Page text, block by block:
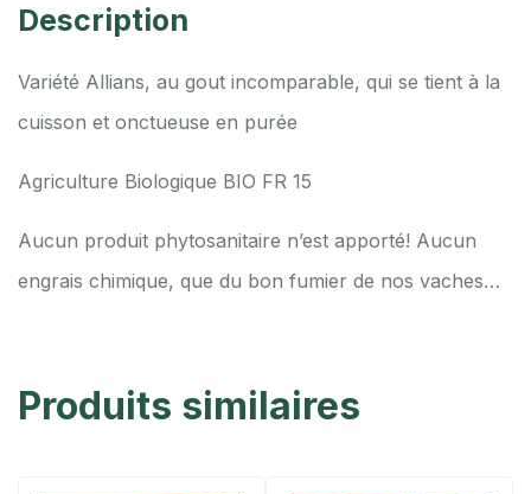
Description
Variété Allians, au gout incomparable, qui se tient à la
cuisson et onctueuse en purée
Agriculture Biologique BIO FR 15
Aucun produit phytosanitaire n’est apporté! Aucun
engrais chimique, que du bon fumier de nos vaches…
Produits similaires